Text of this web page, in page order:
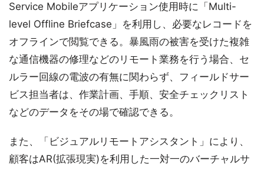
Service Mobileアプリケーション使用時に「Multi-
level Offline Briefcase」を利用し、必要なレコードを
オフラインで閲覧できる。暴風雨の被害を受けた複雑
な通信機器の修理などのリモート業務を行う場合、セ
ルラー回線の電波の有無に関わらず、フィールドサー
ビス担当者は、作業計画、手順、安全チェックリスト
などのデータをその場で確認できる。
また、「ビジュアルリモートアシスタント」により、
顧客はAR(拡張現実)を利用した一対一のバーチャルサ